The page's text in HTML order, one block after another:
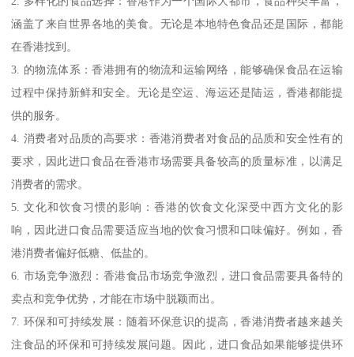
涵盖了来自世界各地的美食。无论是本地特色食品还是国际，都能
在香港找到。
3. 的物流体系：香港拥有的物流和运输网络，能够确保食品在运输
过程中保持新鲜和安全。无论是空运、海运还是陆运，香港都能提
供的服务。
4. 消费者对品质的高要求：香港消费者对食品的品质和安全性有的
要求，因此进口食品在香港市场需要具备较高的质量标准，以满足
消费者的需求。
5. 文化和饮食习惯的影响：香港的饮食文化深受中西方文化的影
响，因此进口食品需要适应当地的饮食习惯和口味偏好。例如，香
港消费者偏好低糖、低盐的。
6. 市场竞争激烈：香港食品市场竞争激烈，进口食品需要具备特的
卖点和竞争优势，才能在市场中脱颖而出。
7. 环保和可持续发展：随着环保意识的提高，香港消费者越来越关
注食品的环保和可持续发展问题。因此，进口食品如果能够提供环